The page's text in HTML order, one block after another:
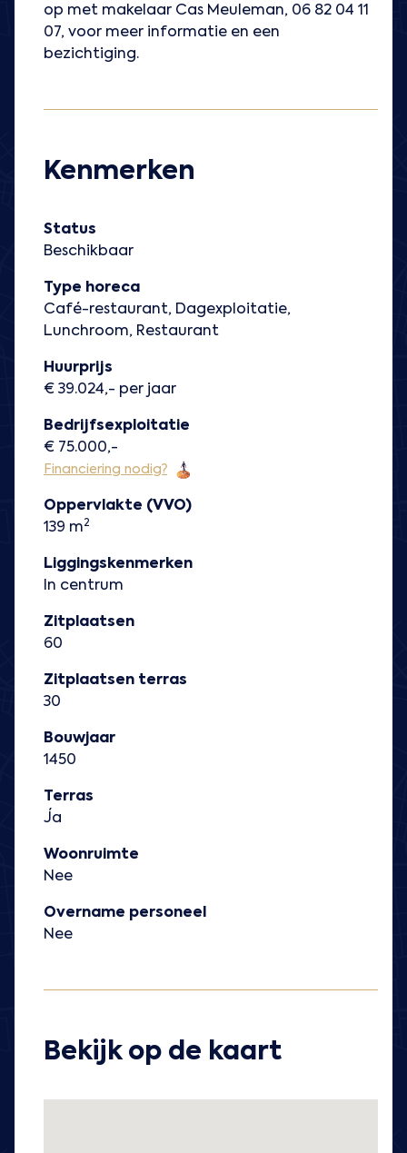
op met makelaar Cas Meuleman, 06 82 04 11
07, voor meer informatie en een
bezichtiging.
Kenmerken
Status
Beschikbaar
Type horeca
Café-restaurant, Dagexploitatie,
Lunchroom, Restaurant
Huurprijs
€ 39.024,- per jaar
Bedrijfsexploitatie
€ 75.000,-
Financiering nodig?
Oppervlakte (VVO)
139 m2
Liggingskenmerken
In centrum
Zitplaatsen
60
Zitplaatsen terras
30
Bouwjaar
1450
Terras
Ja
Woonruimte
Nee
Overname personeel
Nee
Bekijk op de kaart